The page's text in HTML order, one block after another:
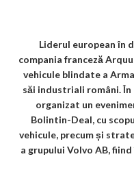
Liderul european în
compania franceză
vehicule blindate a
săi industriali români.
organizat un
Bolintin-Deal, cu
vehicule, precum și
a grupului Volvo AB,